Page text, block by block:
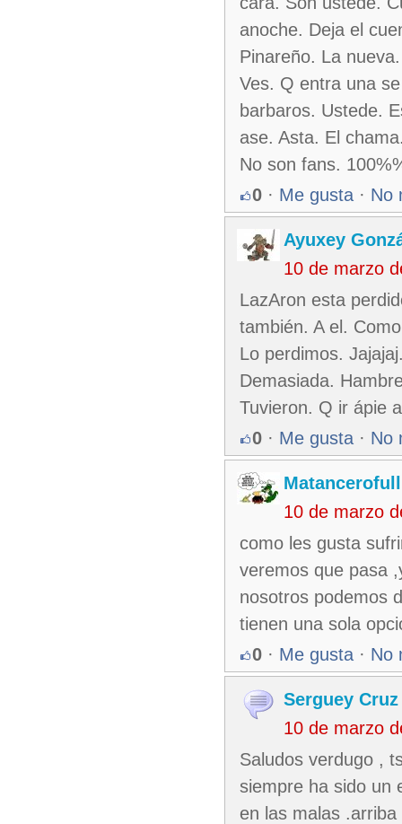
anoche. Deja el
Pinareño. La
Ves. Q entra una
barbaros. Ustede.
ase. Asta. El
No son fans.
0 · Me gusta · No
Ayuxey
10 de marzo
LazAron esta
también. A el.
Lo perdimos.
Demasiada.
Tuvieron. Q ir ápie
0 · Me gusta · No
Matancerofull
10 de marzo
como les gusta
veremos que pasa
nosotros podemos
tienen una sola
0 · Me gusta · No
Serguey
10 de marzo
Saludos verdugo ,
siempre ha sido un
en las malas